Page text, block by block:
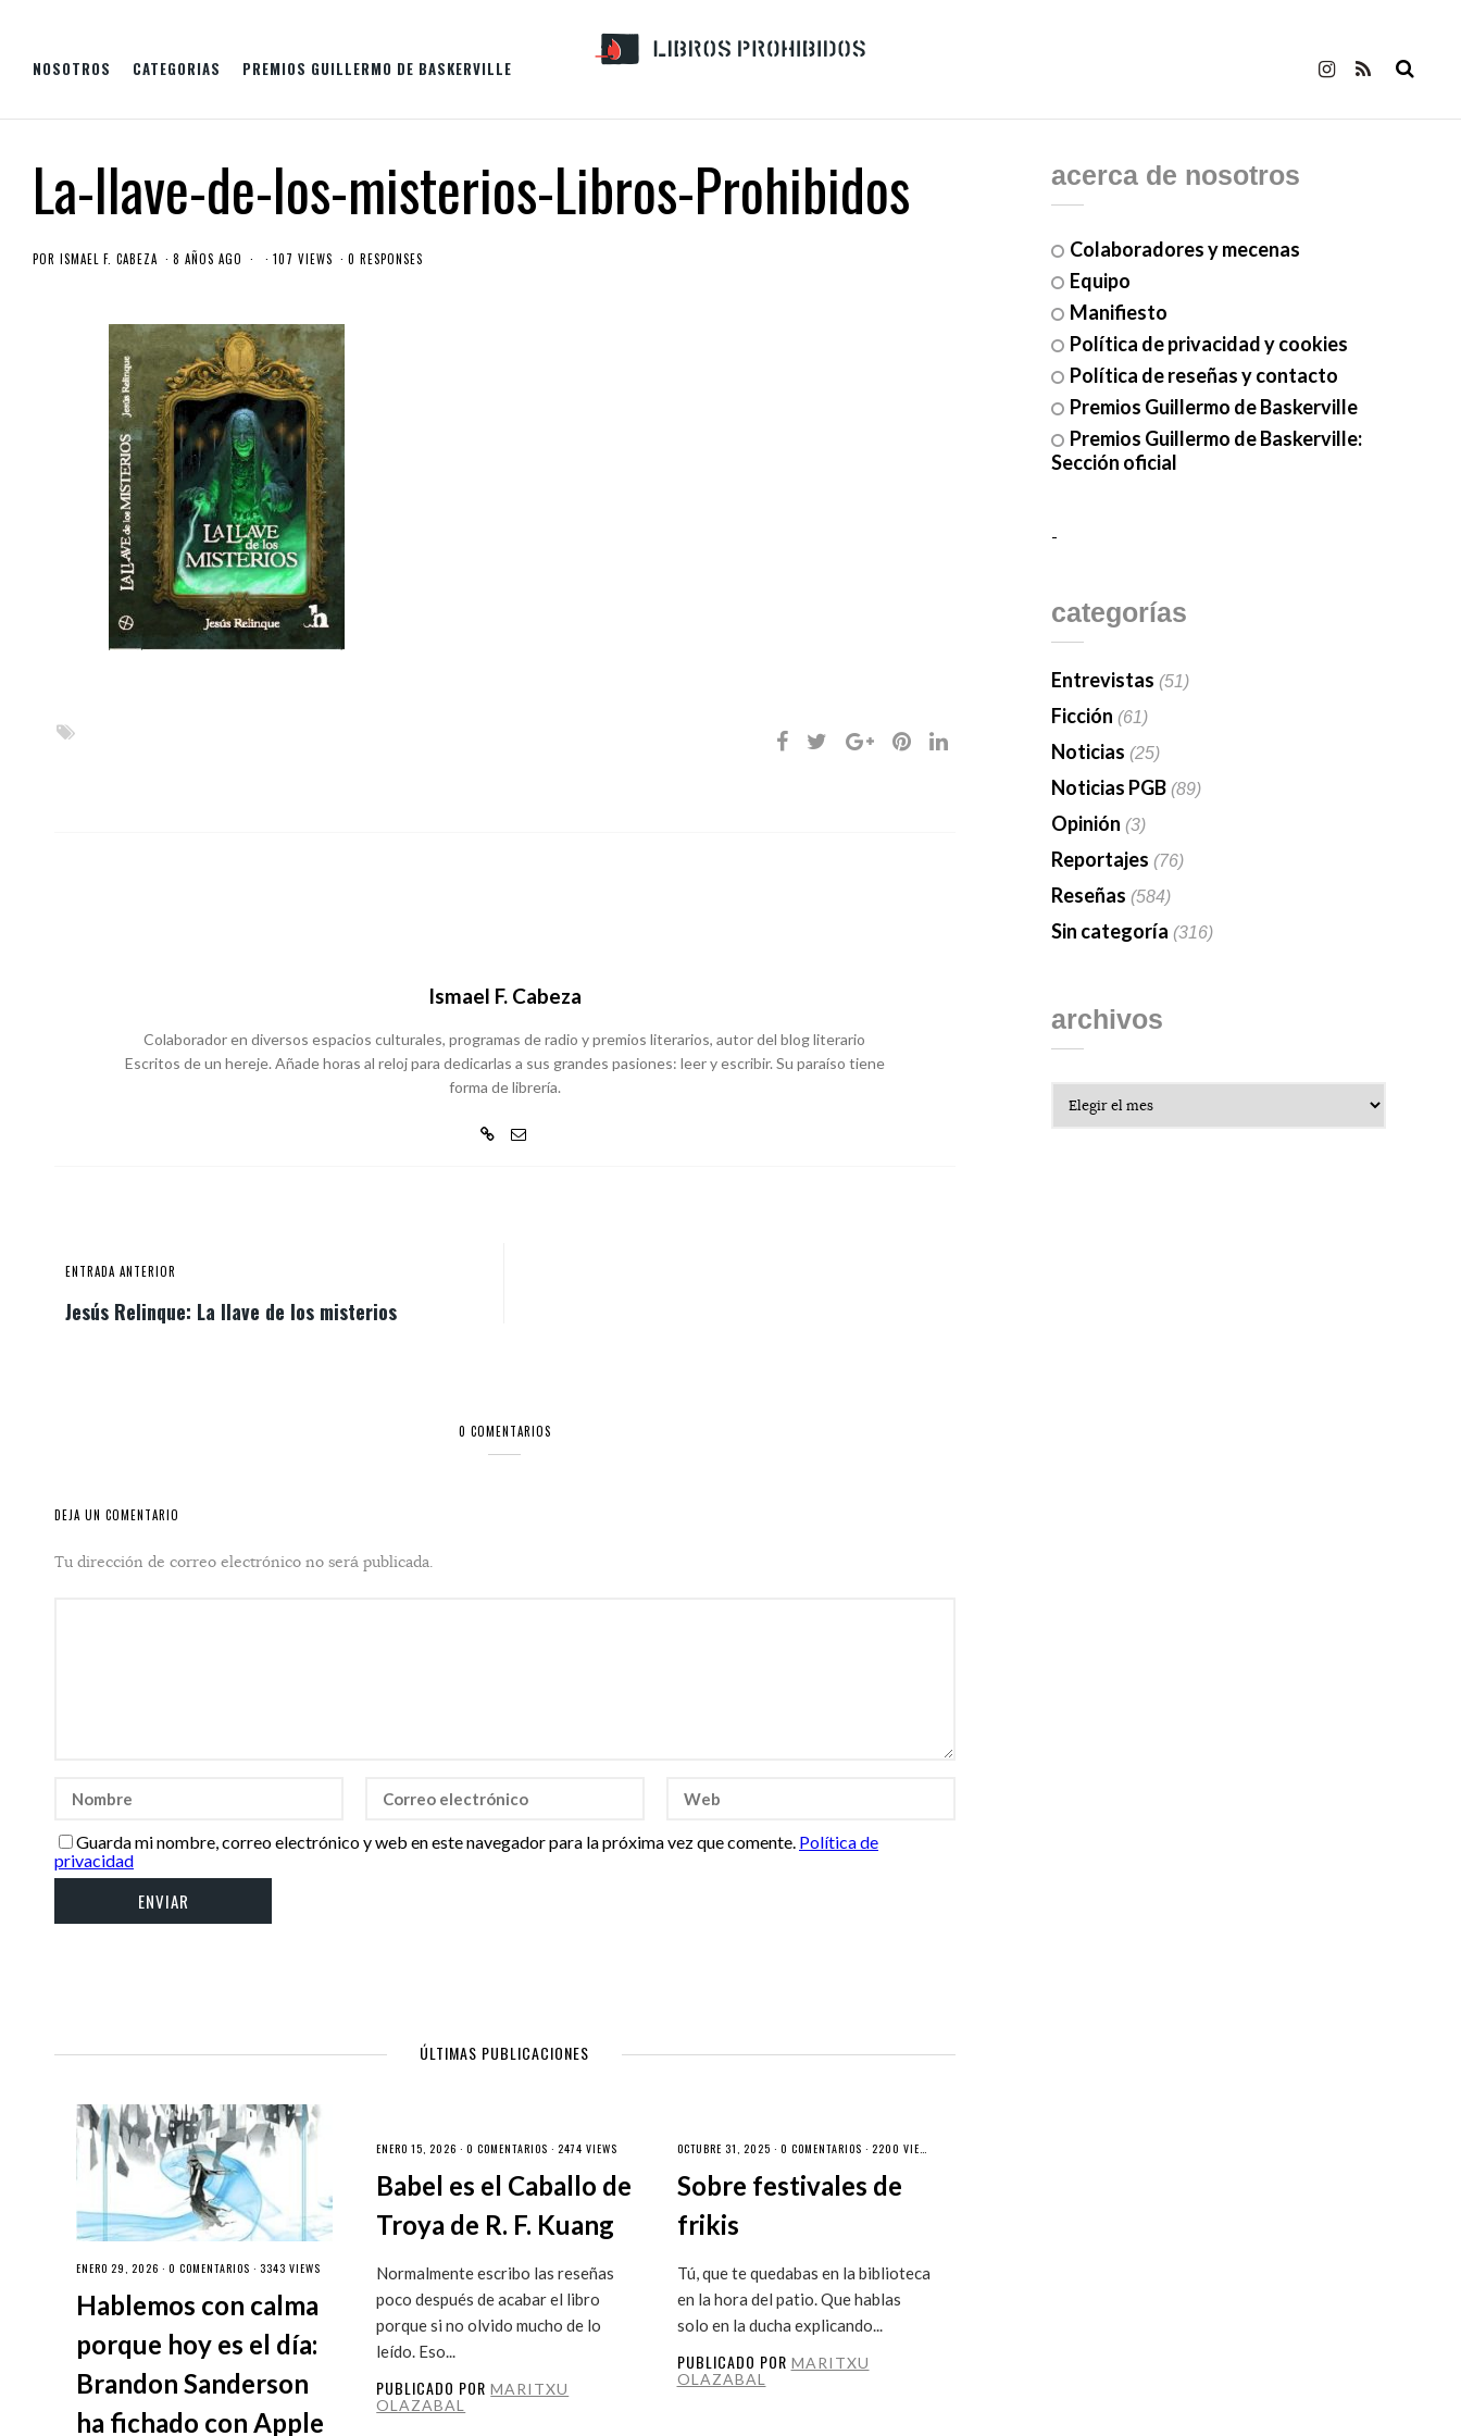
NOSOTROS CATEGORIAS PREMIOS GUILLERMO DE BASKERVILLE
La-llave-de-los-misterios-Libros-Prohibidos
POR ISMAEL F. CABEZA 8 AÑOS AGO 107 VIEWS 0 RESPONSES
Ismael F. Cabeza
Colaborador en diversos espacios culturales, programas de radio y premios literarios, autor del blog literario
Escritos de un hereje. Añade horas al reloj para dedicarlas a sus grandes pasiones: leer y escribir. Su paraíso tiene
forma de librería.
ENTRADA ANTERIOR
Jesús Relinque: La llave de los misterios
0 COMENTARIOS
DEJA UN COMENTARIO
Tu dirección de correo electrónico no será publicada.
Guarda mi nombre, correo electrónico y web en este navegador para la próxima vez que comente. Política de
privacidad
ÚLTIMAS PUBLICACIONES
ENERO 29, 2026 · 0 COMENTARIOS · 3343 VIEWS
Hablemos con calma
porque hoy es el día:
Brandon Sanderson
ha fichado con Apple
ENERO 15, 2026 ·0 COMENTARIOS · 2474 VIEWS
Babel es el Caballo de
Troya de R. F. Kuang
Normalmente escribo las reseñas
poco después de acabar el libro
porque si no olvido mucho de lo
leído. Eso...
PUBLICADO PORMARITXU
OLAZABAL
OCTUBRE 31, 2025 · 0 COMENTARIOS · 2200 VIEWS
Sobre festivales de
frikis
Tú, que te quedabas en la biblioteca
en la hora del patio. Que hablas
solo en la ducha explicando...
PUBLICADO POR MARITXU
OLAZABAL
acerca de nosotros
Colaboradores y mecenas
Equipo
Manifiesto
Política de privacidad y cookies
Política de reseñas y contacto
Premios Guillermo de Baskerville
Premios Guillermo de Baskerville:
Sección oficial
-
categorías
Entrevistas (51)
Ficción (61)
Noticias (25)
Noticias PGB (89)
Opinión (3)
Reportajes (76)
Reseñas (584)
Sin categoría (316)
archivos